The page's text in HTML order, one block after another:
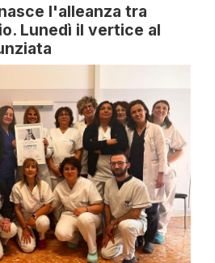
l'alleanza tra
Lunedì il vertice al